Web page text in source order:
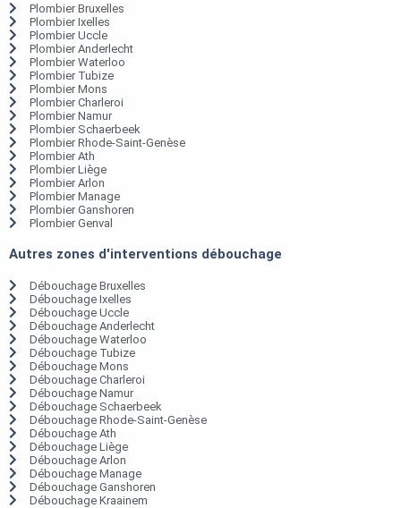
Plombier Bruxelles
Plombier Ixelles
Plombier Uccle
Plombier Anderlecht
Plombier Waterloo
Plombier Tubize
Plombier Mons
Plombier Charleroi
Plombier Namur
Plombier Schaerbeek
Plombier Rhode-Saint-Genèse
Plombier Ath
Plombier Liège
Plombier Arlon
Plombier Manage
Plombier Ganshoren
Plombier Genval
Autres zones d'interventions débouchage
Débouchage Bruxelles
Débouchage Ixelles
Débouchage Uccle
Débouchage Anderlecht
Débouchage Waterloo
Débouchage Tubize
Débouchage Mons
Débouchage Charleroi
Débouchage Namur
Débouchage Schaerbeek
Débouchage Rhode-Saint-Genèse
Débouchage Ath
Débouchage Liège
Débouchage Arlon
Débouchage Manage
Débouchage Ganshoren
Débouchage Kraainem